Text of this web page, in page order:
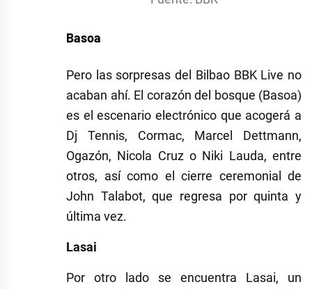
Basoa
Pero las sorpresas del Bilbao BBK Live no
acaban ahí. El corazón del bosque (Basoa)
es el escenario electrónico que acogerá a
Dj Tennis, Cormac, Marcel Dettmann,
Ogazón, Nicola Cruz o Niki Lauda, entre
otros, así como el cierre ceremonial de
John Talabot, que regresa por quinta y
última vez.
Lasai
Por otro lado se encuentra Lasai, un